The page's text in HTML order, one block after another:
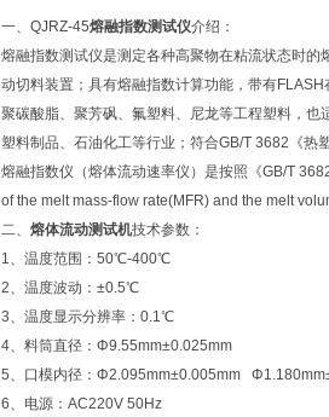
一、QJRZ-45熔融指数测试仪介绍：
熔融指数测试仪是测定各种高聚物在粘流状态时
动切料装置；具有熔融指数计算功能，带有
聚碳酸脂、聚芳砜、氟塑料、尼龙等工程塑料，也
塑料制品、石油化工等行业；符合GB/T 3682《热
熔融指数仪（熔体流动速率仪）是按照《GB/T
of the melt mass-flow rate(MFR) and the melt
二、 熔体流动测试机技术参数：
1、温度范围：50℃-400℃
2、温度波动：±0.5℃
3、温度显示分辨率：0.1℃
4、料筒直径：Φ9.55mm±0.025mm
5、口模内径：Φ2.095mm±0.005mm
6、电源：AC220V 50Hz